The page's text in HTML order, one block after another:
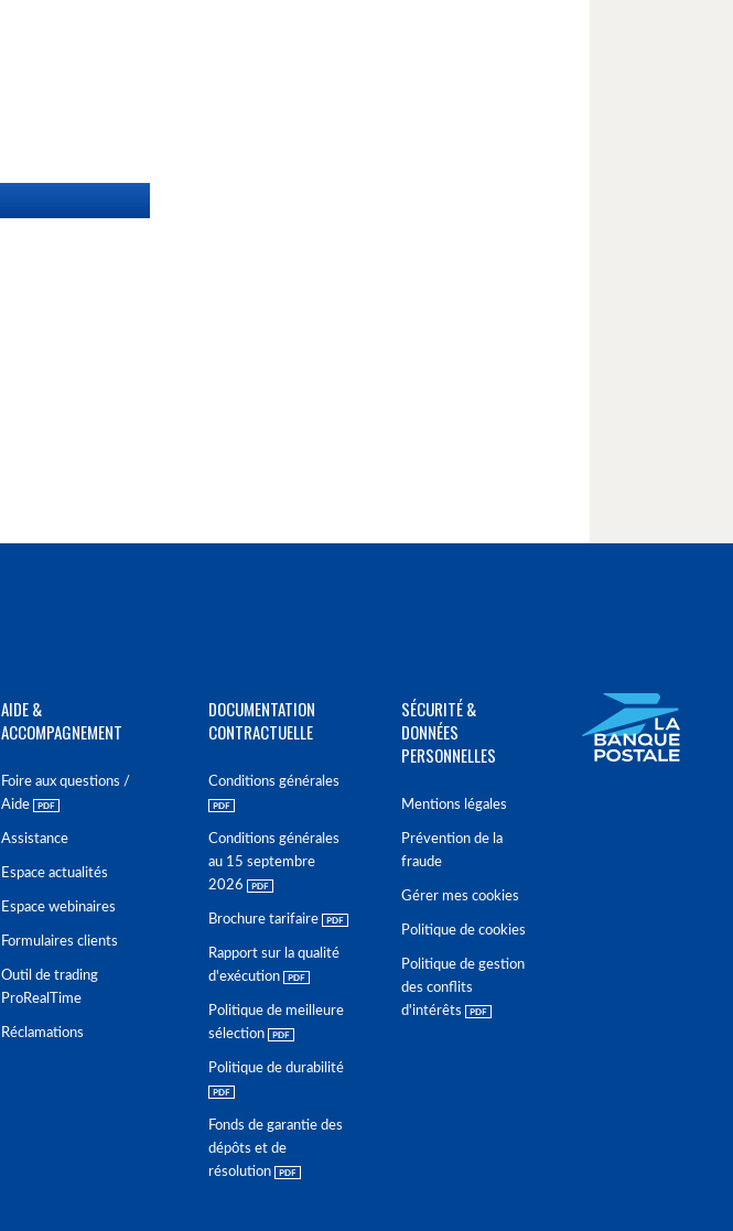
AIDE &
ACCOMPAGNEMENT
Foire aux questions /
Aide
Assistance
Espace actualités
Espace webinaires
Formulaires clients
Outil de trading
ProRealTime
Réclamations
DOCUMENTATION
CONTRACTUELLE
Conditions générales
Conditions générales
au 15 septembre
2026
Brochure tarifaire
Rapport sur la qualité
d'exécution
Politique de meilleure
sélection
Politique de durabilité
Fonds de garantie des
dépôts et de
résolution
SÉCURITÉ &
DONNÉES
PERSONNELLES
Mentions légales
Prévention de la
fraude
Gérer mes cookies
Politique de cookies
Politique de gestion
des conflits
d'intérêts